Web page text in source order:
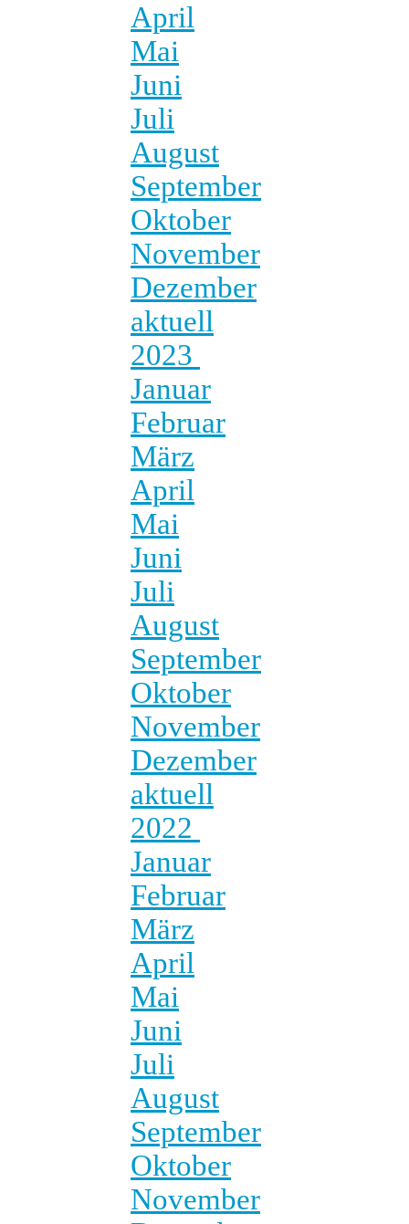
April
Mai
Juni
Juli
August
September
Oktober
November
Dezember
aktuell
2023
Januar
Februar
März
April
Mai
Juni
Juli
August
September
Oktober
November
Dezember
aktuell
2022
Januar
Februar
März
April
Mai
Juni
Juli
August
September
Oktober
November